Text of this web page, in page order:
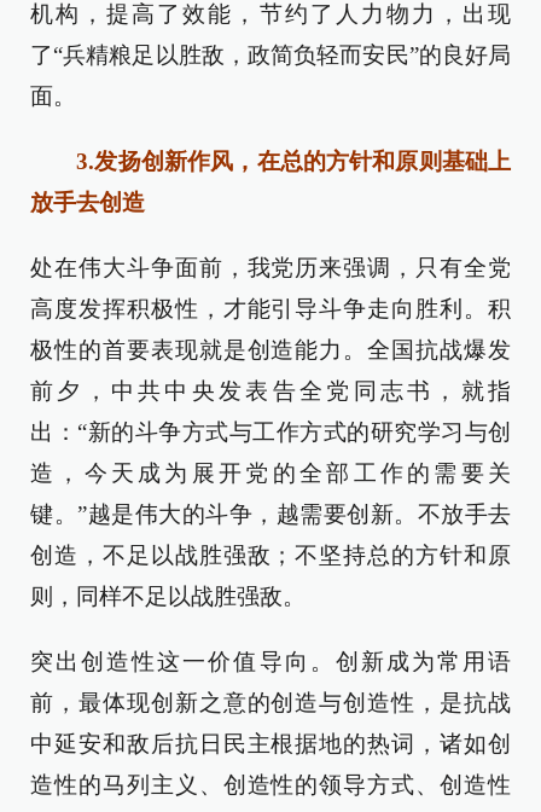
机构，提高了效能，节约了人力物力，出现
了“兵精粮足以胜敌，政简负轻而安民”的良好局
面。
3.发扬创新作风，在总的方针和原则基础上
放手去创造
处在伟大斗争面前，我党历来强调，只有全党
高度发挥积极性，才能引导斗争走向胜利。积
极性的首要表现就是创造能力。全国抗战爆发
前夕，中共中央发表告全党同志书，就指
出：“新的斗争方式与工作方式的研究学习与创
造，今天成为展开党的全部工作的需要关
键。”越是伟大的斗争，越需要创新。不放手去
创造，不足以战胜强敌；不坚持总的方针和原
则，同样不足以战胜强敌。
突出创造性这一价值导向。创新成为常用语
前，最体现创新之意的创造与创造性，是抗战
中延安和敌后抗日民主根据地的热词，诸如创
造性的马列主义、创造性的领导方式、创造性